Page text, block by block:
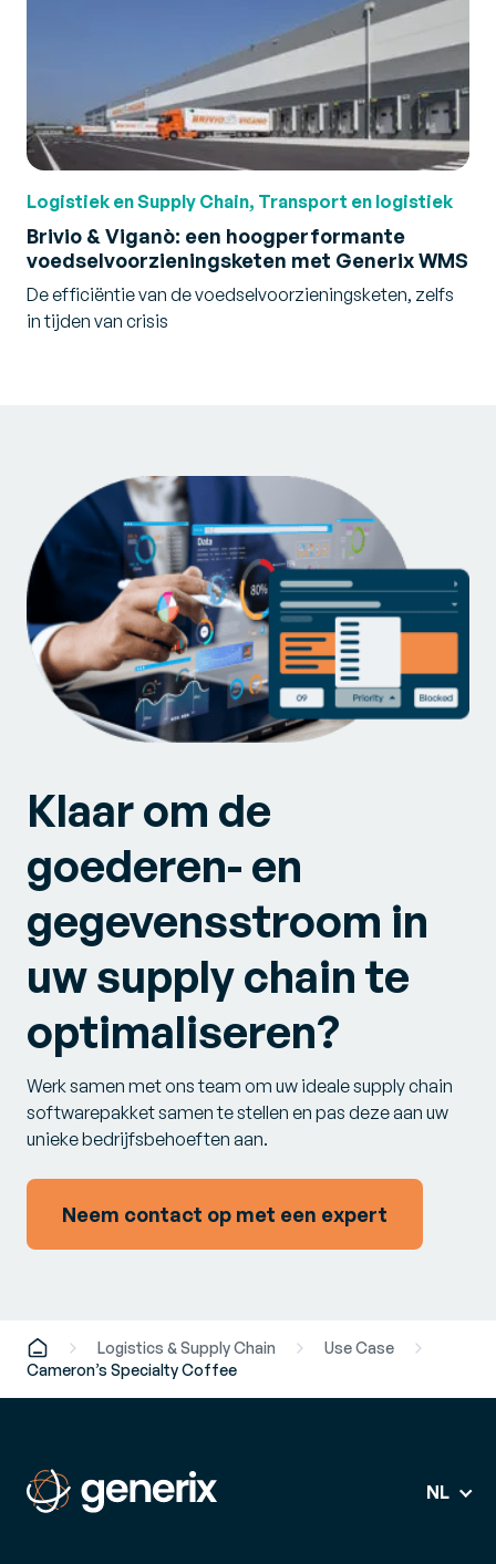
Logistiek en Supply Chain, Transport en logistiek
Brivio & Viganò: een hoogperformante
voedselvoorzieningsketen met Generix WMS
De efficiëntie van de voedselvoorzieningsketen, zelfs
in tijden van crisis
Klaar om de
goederen- en
gegevensstroom in
uw supply chain te
optimaliseren?
Werk samen met ons team om uw ideale supply chain
softwarepakket samen te stellen en pas deze aan uw
unieke bedrijfsbehoeften aan.
Neem contact op met een expert
Logistics & Supply Chain
Use Case
Cameron’s Specialty Coffee
NL